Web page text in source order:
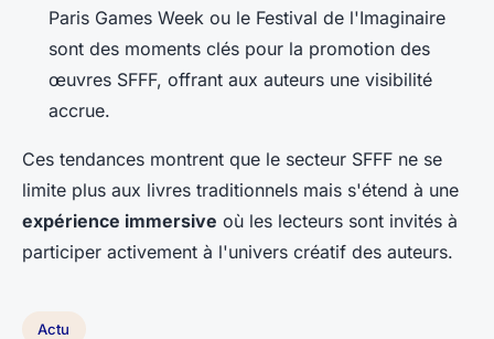
Paris Games Week ou le Festival de l'Imaginaire
sont des moments clés pour la promotion des
œuvres SFFF, offrant aux auteurs une visibilité
accrue.
Ces tendances montrent que le secteur SFFF ne se
limite plus aux livres traditionnels mais s'étend à une
expérience immersive où les lecteurs sont invités à
participer activement à l'univers créatif des auteurs.
Actu